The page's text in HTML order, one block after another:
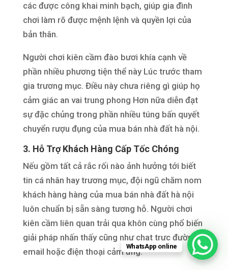
các được công khai minh bạch, giúp gia đình
chơi làm rõ được mệnh lệnh và quyền lợi của
bản thân.
Người chơi kiên cầm đào bươi khía cạnh về
phần nhiều phương tiện thể này Lúc trước tham
gia trương mục. Điều này chưa riêng gì giúp họ
cảm giác an vai trung phong Hơn nữa diễn đạt
sự đặc chủng trong phần nhiều túng bấn quyết
chuyển rượu đụng của mua bán nhà đất hà nội.
3. Hỗ Trợ Khách Hàng Cấp Tốc Chóng
Nếu gồm tất cả rắc rối nào ảnh hưởng tới biết
tin cá nhân hay trương mục, đội ngũ chăm nom
khách hàng hàng của mua bán nhà đất hà nội
luôn chuẩn bị sẵn sàng tương hỗ. Người chơi
kiên cầm liên quan trải qua khôn cùng phổ biến
giải pháp nhấn thấy cũng như chat trực đường,
email hoặc điện thoại cảm ứng.
WhatsApp online